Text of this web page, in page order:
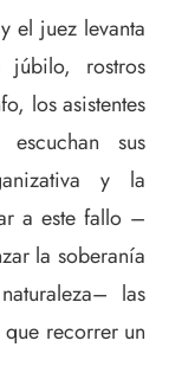
el juez levanta
júbilo, rostros
los asistentes
sus
y la
a este fallo –
la soberanía
las
recorrer un